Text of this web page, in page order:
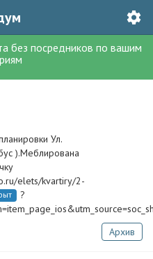
без посредников по вашим
Ул.
).Меблирована
elets/kvartiry/2-
?
Архив